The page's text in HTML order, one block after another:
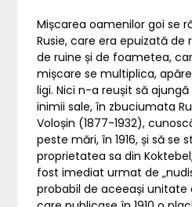
Mișcarea oamenilor goi se
Rusie, care era epuizată
de ruine și de foametea,
mișcare se multiplica,
ligi. Nici n-a reușit să
inimii sale, în zbuciumata
Voloșin (1877-1932),
peste mări, în 1916, și să se
proprietatea sa din
fost imediat urmat de
probabil de aceeași unitate